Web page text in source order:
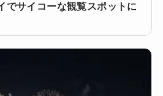
でサイコーな観覧スポットに